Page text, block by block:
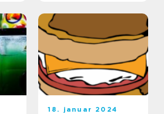
18. januar 2024